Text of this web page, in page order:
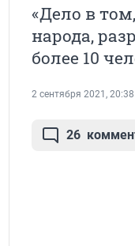
«Дело в
народа,
более 10
2 сентября 2021, 20:38
26